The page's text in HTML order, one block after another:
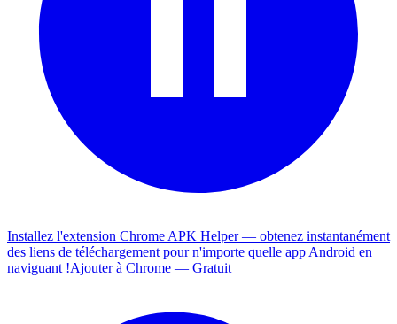
Installez l'extension Chrome APK Helper — obtenez instantanément
des liens de téléchargement pour n'importe quelle app Android en
naviguant !Ajouter à Chrome — Gratuit